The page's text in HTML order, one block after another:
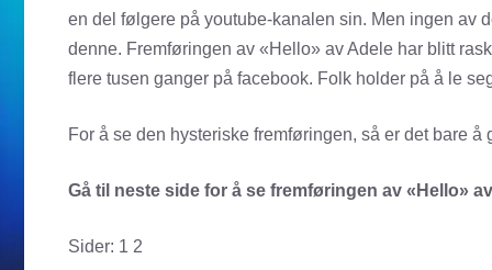
en del følgere på youtube-kanalen sin. Men ingen av
denne. Fremføringen av «Hello» av Adele har blitt
flere tusen ganger på facebook. Folk holder på å le
For å se den hysteriske fremføringen, så er det bare å
Gå til neste side for å se fremføringen av «Hello»
Sider: 1 2